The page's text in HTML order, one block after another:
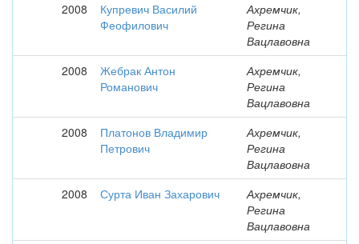
2008
Купревич Василий
Феофилович
Ахремчик,
Регина
Вацлавовна
2008
Жебрак Антон
Романович
Ахремчик,
Регина
Вацлавовна
2008
Платонов Владимир
Петрович
Ахремчик,
Регина
Вацлавовна
2008
Сурта Иван Захарович
Ахремчик,
Регина
Вацлавовна